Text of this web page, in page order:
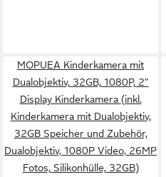
MOPUEA Kinderkamera mit
Dualobjektiv, 32GB, 1080P, 2"
Display Kinderkamera (inkl.
Kinderkamera mit Dualobjektiv,
32GB Speicher und Zubehör,
Dualobjektiv, 1080P Video, 26MP
Fotos, Silikonhülle, 32GB)